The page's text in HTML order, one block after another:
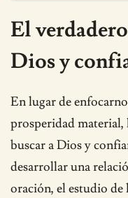
El
Dios y
En lugar de
prosperidad material,
buscar a Dios y
desarrollar una
oración, el estudio de